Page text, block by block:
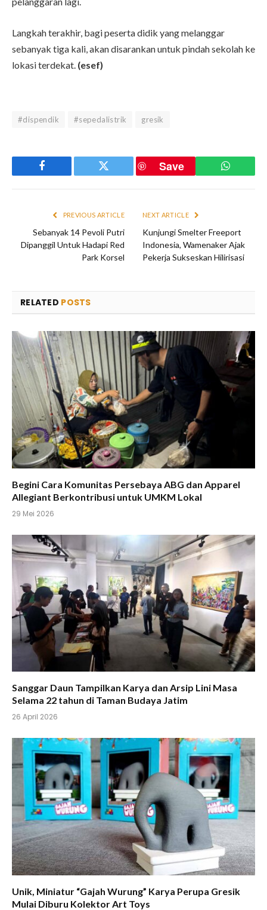
Langkah terakhir, bagi peserta didik yang melanggar
sebanyak tiga kali, akan disarankan untuk pindah sekolah ke
lokasi terdekat. (esef)
#dispendik #sepedalistrik gresik
Facebook Twitter
Save
PREVIOUS ARTICLE
Sebanyak 14 Pevoli Putri
Dipanggil Untuk Hadapi Red
Park Korsel
NEXT ARTICLE
Kunjungi Smelter Freeport
Indonesia, Wamenaker Ajak
Pekerja Sukseskan Hilirisasi
RELATED POSTS
Begini Cara Komunitas Persebaya ABG dan Apparel
Allegiant Berkontribusi untuk UMKM Lokal
29 Mei 2026
Sanggar Daun Tampilkan Karya dan Arsip Lini Masa
Selama 22 tahun di Taman Budaya Jatim
26 April 2026
Unik, Miniatur “Gajah Wurung” Karya Perupa Gresik
Mulai Diburu Kolektor Art Toys